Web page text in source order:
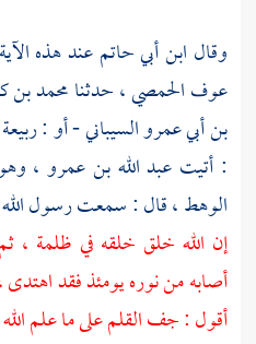
وقال ابن أبي حاتمعند هذه
عوف الحمصي، حدثنامحمد بن
بن أبي عمرو السيباني - أو :
: أتيت عبد الله بن عمرو ،
الوهط ، قال : سمعت رسول
إن الله خلق خلقه في ظلمة ،
أصابه من نوره يومئذ فقد
أقول : جف القلم على ما علم